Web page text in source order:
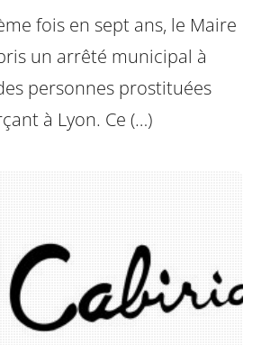
fois en sept ans, le Maire
un arrêté municipal à
personnes prostituées
à Lyon. Ce (…)